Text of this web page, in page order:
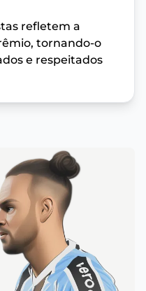
refletem a
tornando-o
e respeitados